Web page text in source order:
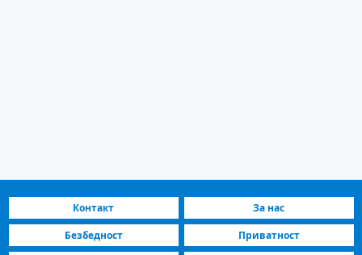
Контакт
За нас
Безбедност
Приватност